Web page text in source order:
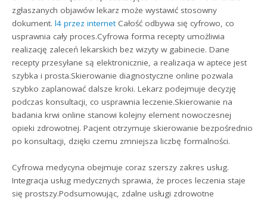
zgłaszanych objawów lekarz może wystawić stosowny
dokument.l4 przez internetCałość odbywa się cyfrowo, co
usprawnia cały proces.Cyfrowa forma recepty umożliwia
realizację zaleceń lekarskich bez wizyty w gabinecie. Dane
recepty przesyłane są elektronicznie, a realizacja w aptece jest
szybka i prosta.Skierowanie diagnostyczne online pozwala
szybko zaplanować dalsze kroki. Lekarz podejmuje decyzję
podczas konsultacji, co usprawnia leczenie.Skierowanie na
badania krwi online stanowi kolejny element nowoczesnej
opieki zdrowotnej. Pacjent otrzymuje skierowanie bezpośrednio
po konsultacji, dzięki czemu zmniejsza liczbę formalności.
Cyfrowa medycyna obejmuje coraz szerszy zakres usług.
Integracja usług medycznych sprawia, że proces leczenia staje
się prostszy.Podsumowując, zdalne usługi zdrowotne